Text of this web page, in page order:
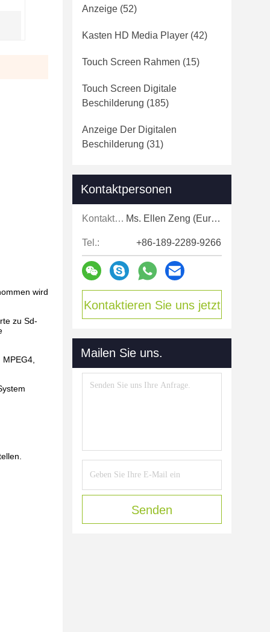
wird
zu Sd-
Anzeige (52)
Kasten HD Media Player (42)
Touch Screen Rahmen (15)
Touch Screen Digitale
Beschilderung (185)
Anzeige Der Digitalen
Beschilderung (31)
Kontaktpersonen
Kontaktpersonen: Ms. Ellen Zeng (Europe, North and Shouth America)
Tel.: +86-189-2289-9266
Kontaktieren Sie uns jetzt
Mailen Sie uns.
Senden